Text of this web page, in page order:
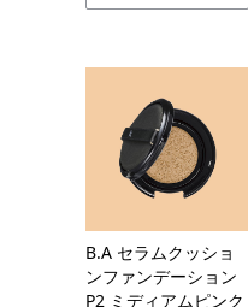
B.A セラムクッショ
ンファンデーション
P2 ミディアムピンク